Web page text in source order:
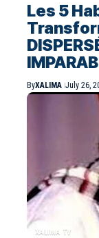
Les 5
ByXALIMA July 26,
XALIMA TV